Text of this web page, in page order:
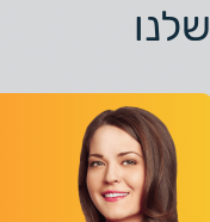
שלנו